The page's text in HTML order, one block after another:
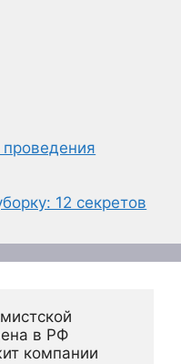
12 секретов
в РФ
компании